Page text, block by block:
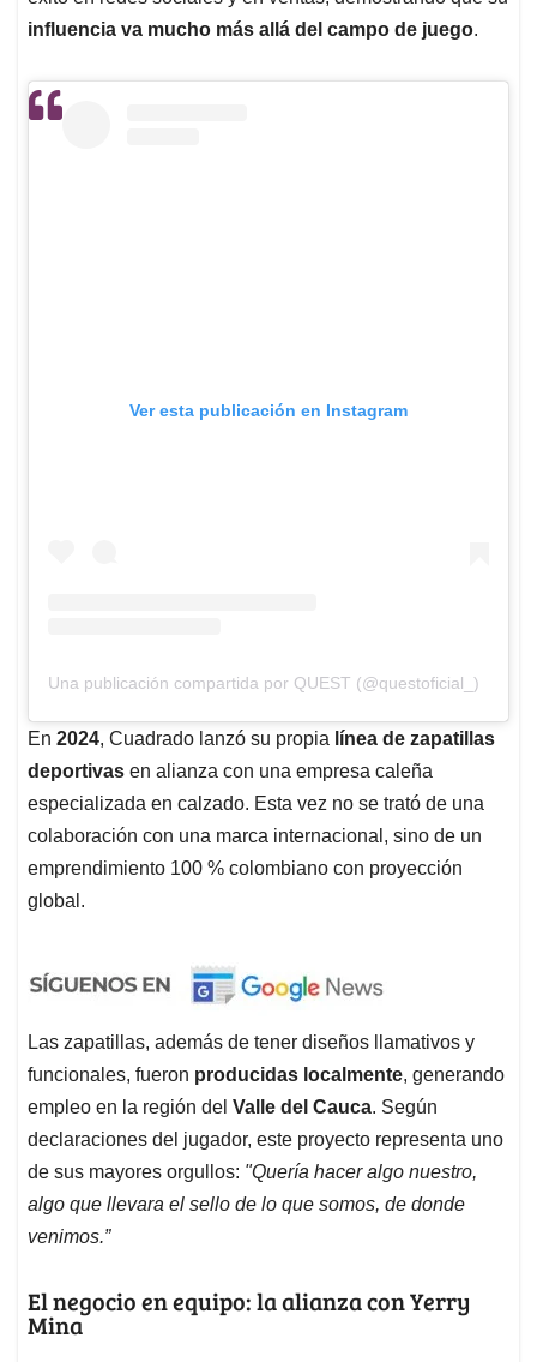
influencia va mucho más allá del campo de juego.
Ver esta publicación en Instagram
Una publicación compartida por QUEST (@questoficial_)
En 2024, Cuadrado lanzó su propia línea de zapatillas
deportivas en alianza con una empresa caleña
especializada en calzado. Esta vez no se trató de una
colaboración con una marca internacional, sino de un
emprendimiento 100 % colombiano con proyección
global.
Las zapatillas, además de tener diseños llamativos y
funcionales, fueron producidas localmente, generando
empleo en la región del Valle del Cauca. Según
declaraciones del jugador, este proyecto representa uno
de sus mayores orgullos: "Quería hacer algo nuestro,
algo que llevara el sello de lo que somos, de donde
venimos.”
El negocio en equipo: la alianza con Yerry
Mina